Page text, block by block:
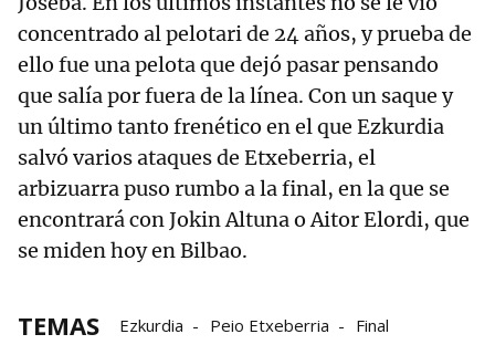
concentrado al pelotari de 24 años, y prueba de
ello fue una pelota que dejó pasar pensando
que salía por fuera de la línea. Con un saque y
un último tanto frenético en el que Ezkurdia
salvó varios ataques de Etxeberria, el
arbizuarra puso rumbo a la final, en la que se
encontrará con Jokin Altuna o Aitor Elordi, que
se miden hoy en Bilbao.
TEMAS Ezkurdia Peio Etxeberria Final